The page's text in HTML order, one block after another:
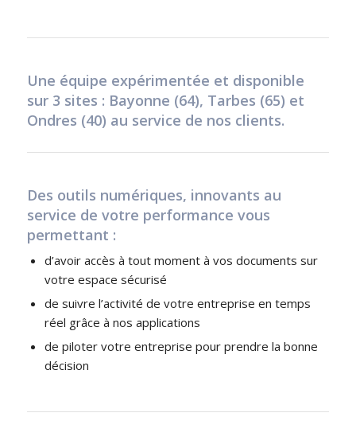
Une équipe expérimentée et disponible
sur 3 sites : Bayonne (64), Tarbes (65) et
Ondres (40) au service de nos clients.
Des outils numériques, innovants au
service de votre performance vous
permettant :
d’avoir accès à tout moment à vos documents sur
votre espace sécurisé
de suivre l’activité de votre entreprise en temps
réel grâce à nos applications
de piloter votre entreprise pour prendre la bonne
décision